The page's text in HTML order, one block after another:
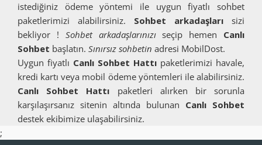
istediğiniz ödeme yöntemi ile uygun fiyatlı sohbet
paketlerimizi alabilirsiniz. Sohbet arkadaşları sizi
bekliyor ! Sohbet arkadaşlarınızıseçip hemen Canlı
Sohbet başlatın. Sınırsız sohbetin adresi MobilDost.
Uygun fiyatlı Canlı Sohbet Hattı paketlerimizi havale,
kredi kartı veya mobil ödeme yöntemleri ile alabilirsiniz.
Canlı Sohbet Hattı paketleri alırken bir sorunla
karşılaşırsanız sitenin altında bulunan Canlı Sohbet
destek ekibimize ulaşabilirsiniz.
;